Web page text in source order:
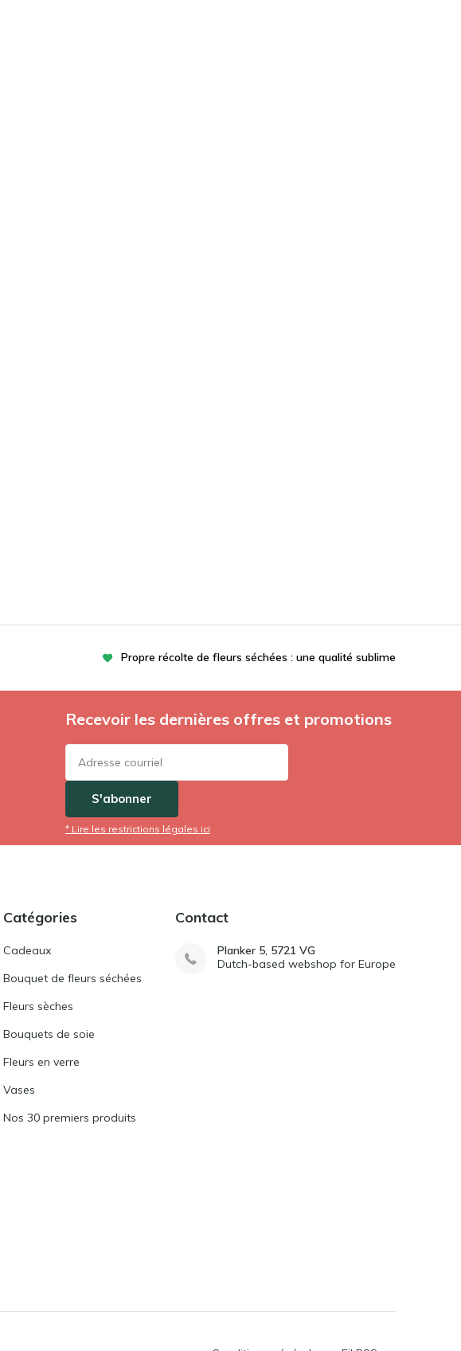
Propre récolte de fleurs séchées : une qualité sublime
Recevoir les dernières offres et promotions
S'abonner
* Lire les restrictions légales ici
Catégories
Cadeaux
Bouquet de fleurs séchées
Fleurs sèches
Bouquets de soie
Fleurs en verre
Vases
Nos 30 premiers produits
Contact
Planker 5, 5721 VG
Dutch-based webshop for Europe